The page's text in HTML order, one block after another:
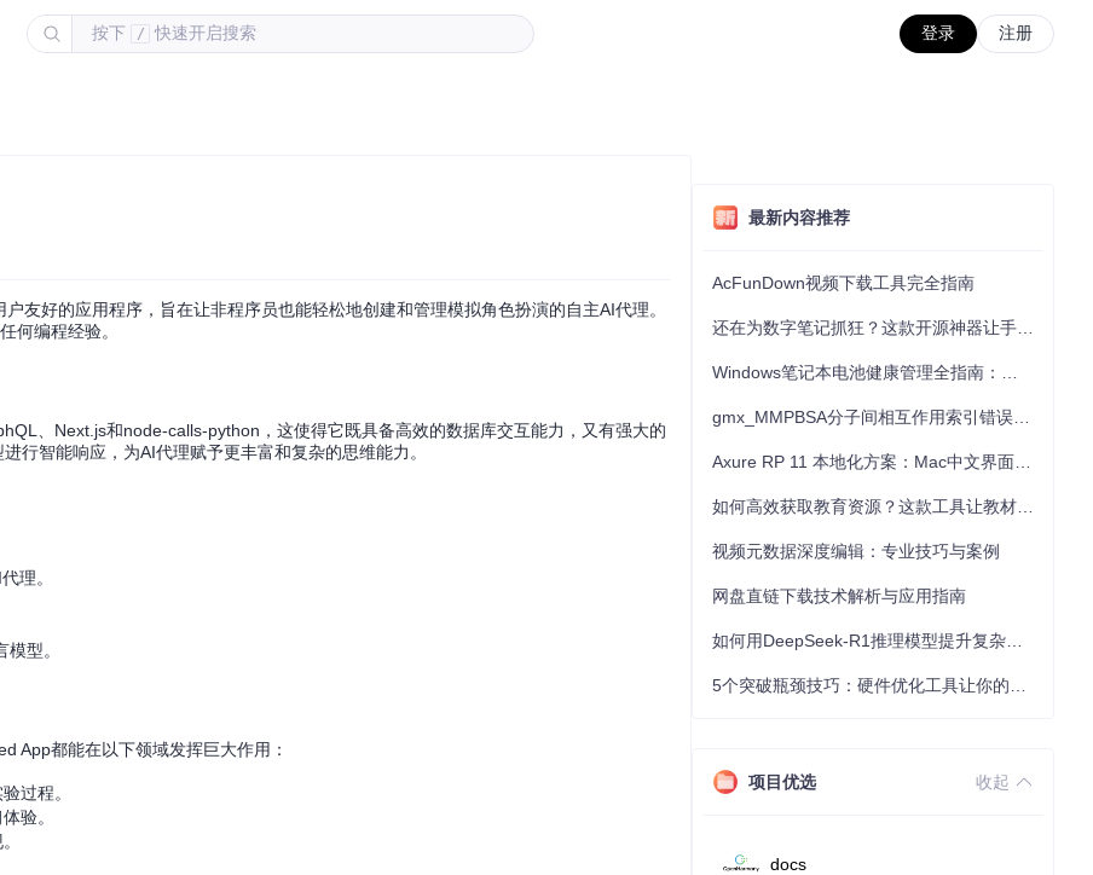
按下 / 快速开启搜索 登录 注册
友好的应用程序，旨在让非程序员也能轻松地创建和管理模拟角色扮演的自主AI代理。
何编程经验。
、Next.js和node-calls-python，这使得它既具备高效的数据库交互能力，又有强大的
行智能响应，为AI代理赋予更丰富和复杂的思维能力。
理。
型。
App都能在以下领域发挥巨大作用：
过程。
验。
最新内容推荐
AcFunDown视频下载工具完全指南
视频元数据深度编辑：专业技巧与案例
网盘直链下载技术解析与应用指南
项目优选 收起
docs